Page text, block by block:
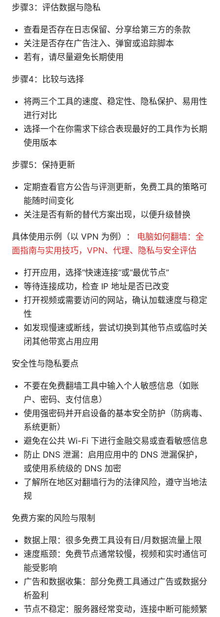
步骤3：评估数据与隐私
查看是否存在日志保留、分享给第三方的条款
关注是否存在广告注入、弹窗或追踪脚本
若有，请尽量避免长期使用
步骤4：比较与选择
将两三个工具的速度、稳定性、隐私保护、易用性
进行对比
选择一个在你需求下综合表现最好的工具作为长期
使用版本
步骤5：保持更新
定期查看官方公告与评测更新，免费工具的策略可
能随时间变化
关注是否有新的替代方案出现，以便升级替换
具体使用示例（以 VPN 为例）： 电脑如何翻墙：全
面指南与实用技巧，VPN、代理、隐私与安全评估
打开应用，选择“快速连接”或“最优节点”
等待连接成功，检查 IP 地址是否已改变
打开视频或需要访问的网站，确认加载速度与稳定
性
如发现慢速或断线，尝试切换到其他节点或临时关
闭其他带宽占用应用
安全性与隐私要点
不要在免费翻墙工具中输入个人敏感信息（如账
户、密码、支付信息）
使用强密码并开启设备的基本安全防护（防病毒、
系统更新）
避免在公共 Wi-Fi 下进行金融交易或查看敏感信息
防止 DNS 泄漏：启用应用中的 DNS 泄漏保护，
或使用系统级的 DNS 加密
了解所在地区对翻墙行为的法律风险，遵守当地法
规
免费方案的风险与限制
数据上限：很多免费工具设有日/月数据流量上限
速度瓶颈：免费节点通常较慢，视频和实时通信可
能受影响
广告和数据收集：部分免费工具通过广告或数据分
析盈利
节点不稳定：服务器经常变动，连接中断可能频繁